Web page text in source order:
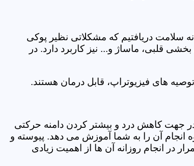
سلامت دریافتیم که مشکلاتی نظیر پوکی
قلبی، ماساژ و... نیز کاربرد دارد. در
های فیزیوتراپ، قابل درمان هستند.
جهت کاهش درد و بیشتر کردن دامنه حرکتی
انجام آن را به شما آموزش می دهد. پیوسته و
در انجام روزانه آن ها از اهمیت زیادی